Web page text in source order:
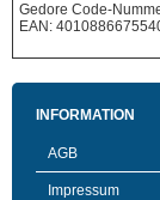
Gedore Code-
EAN:
INFORMATION
AGB
Impressum